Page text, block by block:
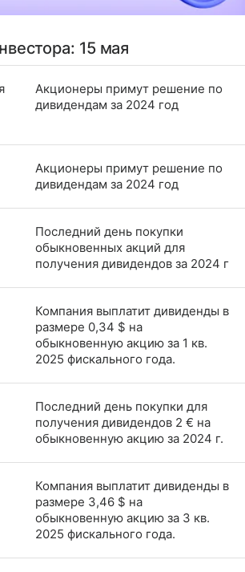
15 мая
Акционеры примут решение по
дивидендам за 2024 год
Акционеры примут решение по
дивидендам за 2024 год
Последний день покупки
обыкновенных акций для
получения дивидендов за 2024 г
Компания выплатит дивиденды в
размере 0,34 $ на
обыкновенную акцию за 1 кв.
2025 фискального года.
Последний день покупки для
получения дивидендов 2 € на
обыкновенную акцию за 2024 г.
Компания выплатит дивиденды в
размере 3,46 $ на
обыкновенную акцию за 3 кв.
2025 фискального года.